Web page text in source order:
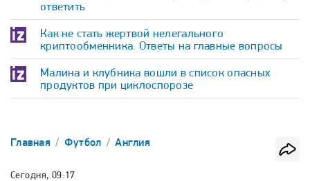
ответить
Как не стать жертвой нелегального
криптообменника. Ответы на главные вопросы
Малина и клубника вошли в список опасных
продуктов при циклоспорозе
Главная Футбол Англия
Сегодня, 09:17